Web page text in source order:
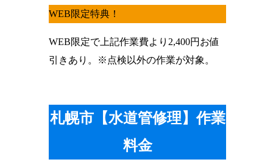
WEB限定特典！
WEB限定で上記作業費より 2,400円お値
引きあり 。※点検以外の作業が対象。
札幌市【水道管修理】作業
料金